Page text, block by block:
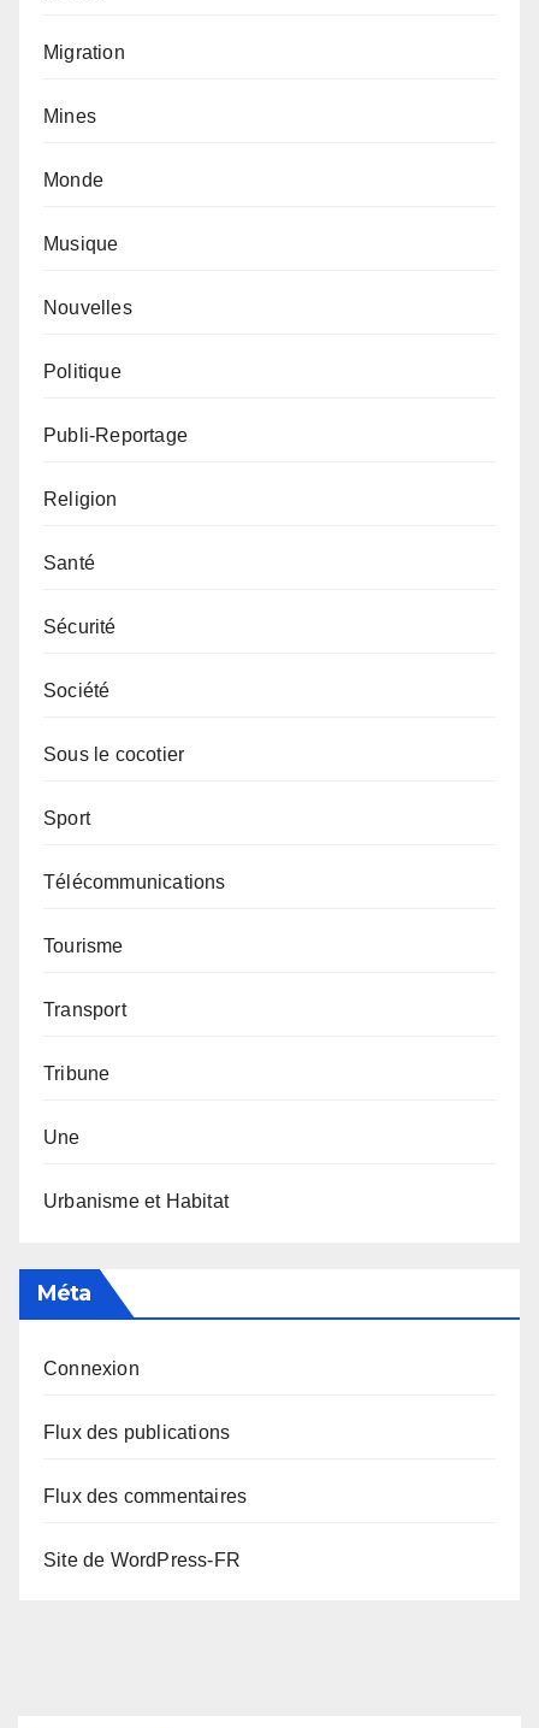
Migration
Mines
Monde
Musique
Nouvelles
Politique
Publi-Reportage
Religion
Santé
Sécurité
Société
Sous le cocotier
Sport
Télécommunications
Tourisme
Transport
Tribune
Une
Urbanisme et Habitat
Méta
Connexion
Flux des publications
Flux des commentaires
Site de WordPress-FR